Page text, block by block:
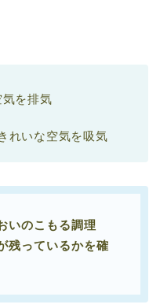
を排気
れいな空気を吸気
いのこもる調理
残っているかを確